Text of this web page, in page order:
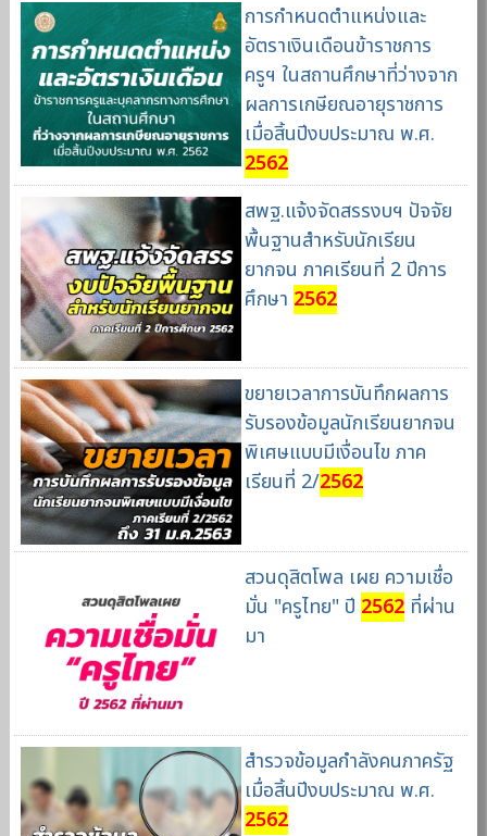
การกำหนดตำแหน่งและ
อัตราเงินเดือนข้าราชการ
ครูฯ ในสถานศึกษาที่ว่างจาก
ผลการเกษียณอายุราชการ
เมื่อสิ้นปีงบประมาณ พ.ศ.
2562
สพฐ.แจ้งจัดสรรงบฯ ปัจจัย
พื้นฐานสำหรับนักเรียน
ยากจน ภาคเรียนที่ 2 ปีการ
ศึกษา 2562
ขยายเวลาการบันทึกผลการ
รับรองข้อมูลนักเรียนยากจน
พิเศษแบบมีเงื่อนไข ภาค
เรียนที่ 2/2562
สวนดุสิตโพล เผย ความเชื่อ
มั่น "ครูไทย" ปี 2562ที่ผ่าน
มา
สำรวจข้อมูลกำลังคนภาครัฐ
เมื่อสิ้นปีงบประมาณ พ.ศ.
2562